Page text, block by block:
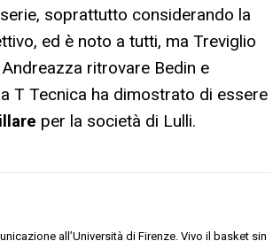
soprattutto considerando la
ed è noto a tutti, ma Treviglio
ritrovare Bedin e
T Tecnica ha dimostrato di essere
per la società di Lulli.
all’Università di Firenze. Vivo il basket sin